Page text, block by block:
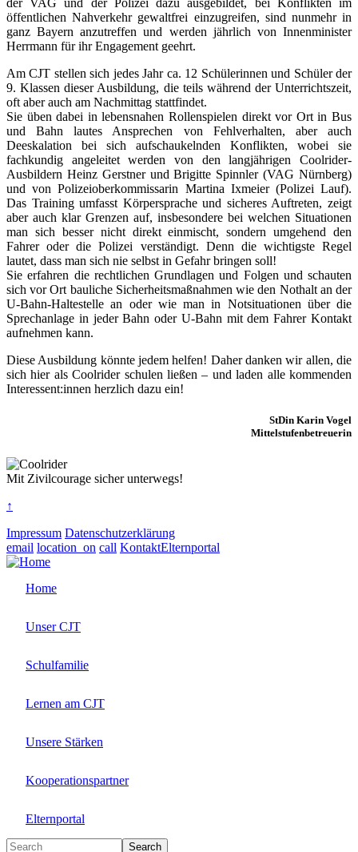
öffentlichen Nahverkehr gewaltfrei einzugreifen, sind nunmehr in
ganz Bayern anzutreffen und werden jährlich von Innenminister
Herrmann für ihr Engagement geehrt.
Am CJT stellen sich jedes Jahr ca. 12 Schülerinnen und Schüler der
9. Klassen dieser Ausbildung, die teils während der Unterrichtszeit,
oft aber auch am Nachmittag stattfindet.
Sie üben dabei in lebensnahen Rollenspielen direkt vor Ort in Bus
und Bahn lautes Ansprechen von Fehlverhalten, aber auch
Deeskalation bei sich aufschaukelnden Konflikten, wobei sie
fachkundig angeleitet werden von den langjährigen Coolrider-
Ausbildern Heinz Gerstner und Brigitte Spinnler (VAG Nürnberg)
und von Polizeioberkommissarin Martina Ixmeier (Polizei Lauf).
Das Training umfasst Körpersprache und sicheres Auftreten, zeigt
aber auch klar Grenzen auf, insbesondere bei welchen Situationen
man sich besser nicht direkt einmischt, sondern umgehend den
Fahrer oder die Polizei verständigt. Denn die wichtigste Regel
lautet, dass man sich nie selbst in Gefahr bringen soll!
Sie erfahren die rechtlichen Grundlagen und Folgen und schauten
sich vor Ort bauliche Sicherheitsmaßnahmen wie den Nothalt an der
U-Bahn-Haltestelle an oder wie man in Notsituationen über die
Sprechanlage in jeder Bahn oder U-Bahn mit dem Fahrer Kontakt
aufnehmen kann.
Diese Ausbildung könnte jedem helfen! Daher danken wir allen, die
sich hier als Coolrider schulen ließen – und laden alle kommenden
Interessent:innen herzlich dazu ein!
StDin Karin Vogel
Mittelstufenbetreuerin
Mit Zivilcourage sicher unterwegs!
↑
Impressum Datenschutzerklärung
email location_on call KontaktElternportal
Home
Unser CJT
Schulfamilie
Lernen am CJT
Unsere Stärken
Kooperationspartner
Elternportal
Search
Search